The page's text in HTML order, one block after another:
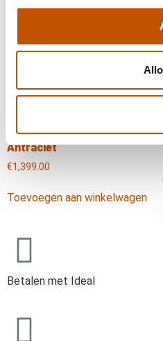
2,895.00
Toevoegen aan winkelwagen
ECM Puristika RVS /
Antraciet
€1,399.00
Toevoegen aan winkelwagen
Betalen met Ideal